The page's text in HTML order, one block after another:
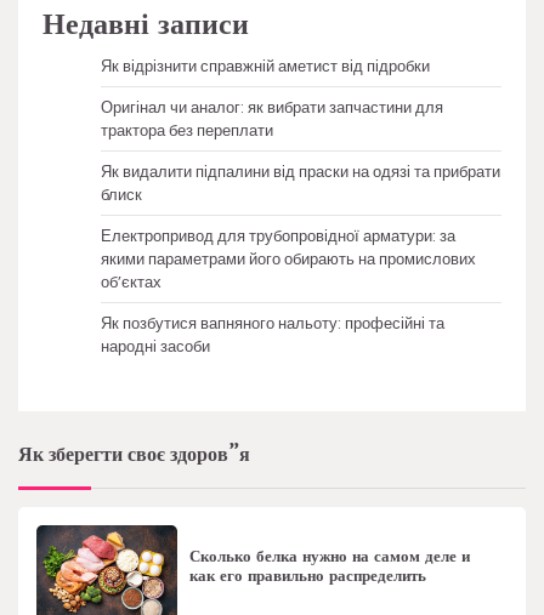
Недавні записи
Як відрізнити справжній аметист від підробки
Оригінал чи аналог: як вибрати запчастини для
трактора без переплати
Як видалити підпалини від праски на одязі та прибрати
блиск
Електропривод для трубопровідної арматури: за
якими параметрами його обирають на промислових
об’єктах
Як позбутися вапняного нальоту: професійні та
народні засоби
Як зберегти своє здоров”я
Сколько белка нужно на самом деле и
как его правильно распределить